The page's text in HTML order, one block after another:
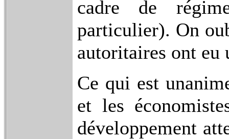
cadre de
particulier). On
autoritaires ont eu
Ce qui est
et les
développement